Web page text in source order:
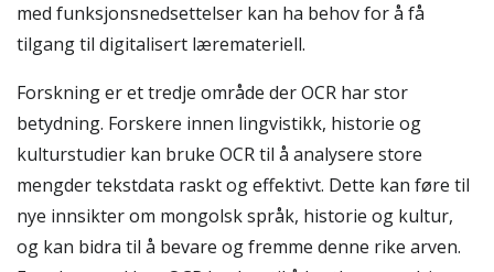
med funksjonsnedsettelser kan ha behov for å få
tilgang til digitalisert læremateriell.
Forskning er et tredje område der OCR har stor
betydning. Forskere innen lingvistikk, historie og
kulturstudier kan bruke OCR til å analysere store
mengder tekstdata raskt og effektivt. Dette kan føre til
nye innsikter om mongolsk språk, historie og kultur,
og kan bidra til å bevare og fremme denne rike arven.